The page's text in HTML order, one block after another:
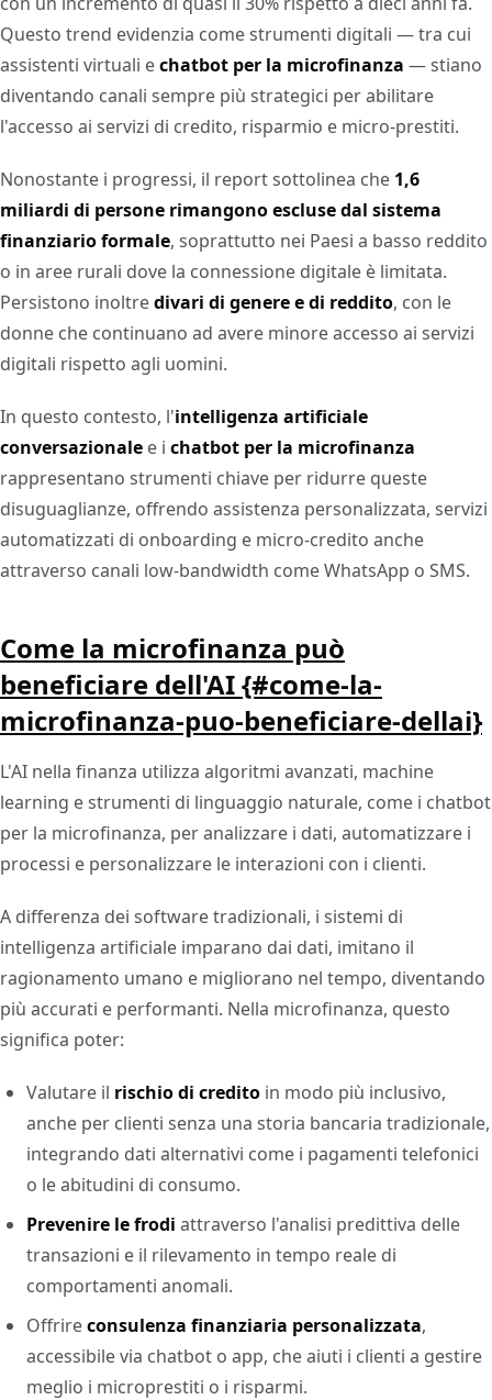
Questo trend evidenzia come strumenti digitali — tra cui
assistenti virtuali echatbot per la microfinanza — stiano
diventando canali sempre più strategici per abilitare
l'accesso ai servizi di credito, risparmio e micro-prestiti.
Nonostante i progressi, il report sottolinea che 1,6
miliardi di persone rimangono escluse dal sistema
finanziario formale, soprattutto nei Paesi a basso reddito
o in aree rurali dove la connessione digitale è limitata.
Persistono inoltredivari di genere e di reddito, con le
donne che continuano ad avere minore accesso ai servizi
digitali rispetto agli uomini.
In questo contesto, l'intelligenza artificiale
conversazionale e i chatbot per la microfinanza
rappresentano strumenti chiave per ridurre queste
disuguaglianze, offrendo assistenza personalizzata, servizi
automatizzati di onboarding e micro-credito anche
attraverso canali low-bandwidth come WhatsApp o SMS.
Come la microfinanza può
beneficiare dell'AI {#come-la-
microfinanza-puo-beneficiare-dellai}
L'AI nella finanza utilizza algoritmi avanzati, machine
learning e strumenti di linguaggio naturale, come i chatbot
per la microfinanza, per analizzare i dati, automatizzare i
processi e personalizzare le interazioni con i clienti.
A differenza dei software tradizionali, i sistemi di
intelligenza artificiale imparano dai dati, imitano il
ragionamento umano e migliorano nel tempo, diventando
più accurati e performanti. Nella microfinanza, questo
significa poter:
Valutare il rischio di credito in modo più inclusivo,
anche per clienti senza una storia bancaria tradizionale,
integrando dati alternativi come i pagamenti telefonici
o le abitudini di consumo.
Prevenire le frodi attraverso l'analisi predittiva delle
transazioni e il rilevamento in tempo reale di
comportamenti anomali.
Offrireconsulenza finanziaria personalizzata,
accessibile via chatbot o app, che aiuti i clienti a gestire
meglio i microprestiti o i risparmi.